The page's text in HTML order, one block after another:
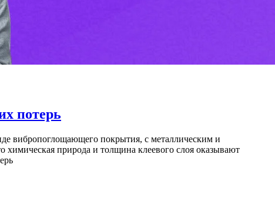
потерь
вибропоглощающего покрытия, с металлическим и
природа и толщина клеевого слоя оказывают